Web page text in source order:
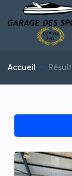
Accueil